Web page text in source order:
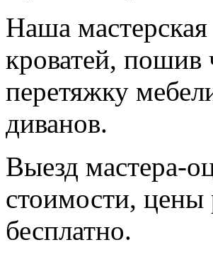
Наша
кроватей, пошив
перетяжку
диванов.
Выезд мастера-
стоимости, цены
бесплатно.